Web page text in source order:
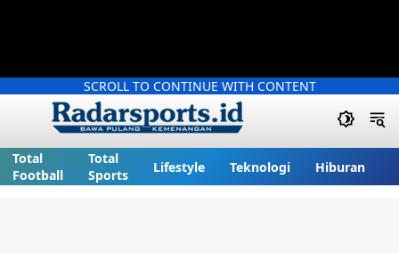
SCROLL TO CONTINUE WITH CONTENT
Total
Football
Total
Sports
Lifestyle Teknologi Hiburan